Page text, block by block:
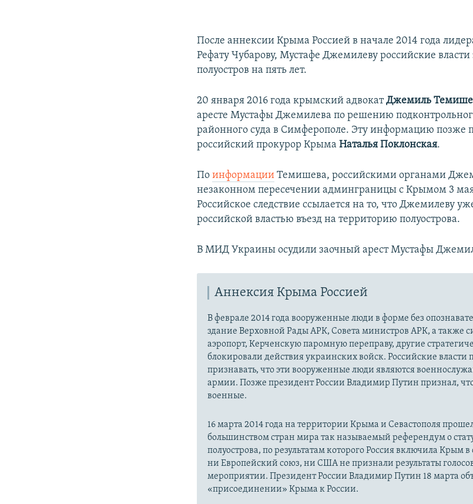
После аннексии Крыма Россией в начале 2014 года
Рефату Чубарову, Мустафе Джемилеву российские власти
полуостров на пять лет.
20 января 2016 года крымский адвокатДжемиль
аресте Мустафы Джемилева по решению
районного суда в Симферополе. Эту информацию позже
российский прокурор КрымаНаталья Поклонская.
Поинформации Темишева, российскими органами
незаконном пересечении админграницы с Крымом 3
Российское следствие ссылается на то, что Джемилеву
российской властью въезд на территорию полуострова.
В МИД Украины осудили заочный арест Мустафы
Аннексия Крыма Россией
В феврале 2014 года вооруженные люди в форме без
здание Верховной Рады АРК, Совета министров АРК, а также
аэропорт, Керченскую паромную переправу, другие
блокировали действия украинских войск. Российские власти
признавать, что эти вооруженные люди являются
армии. Позже президент России Владимир Путин признал,
военные.
16 марта 2014 года на территории Крыма и Севастополя
большинством стран мира так называемый референдум о
полуострова, по результатам которого Россия включила Крым
ни Европейский союз, ни США не признали результаты
мероприятии. Президент России Владимир Путин 18 марта
«присоединении» Крыма к России.